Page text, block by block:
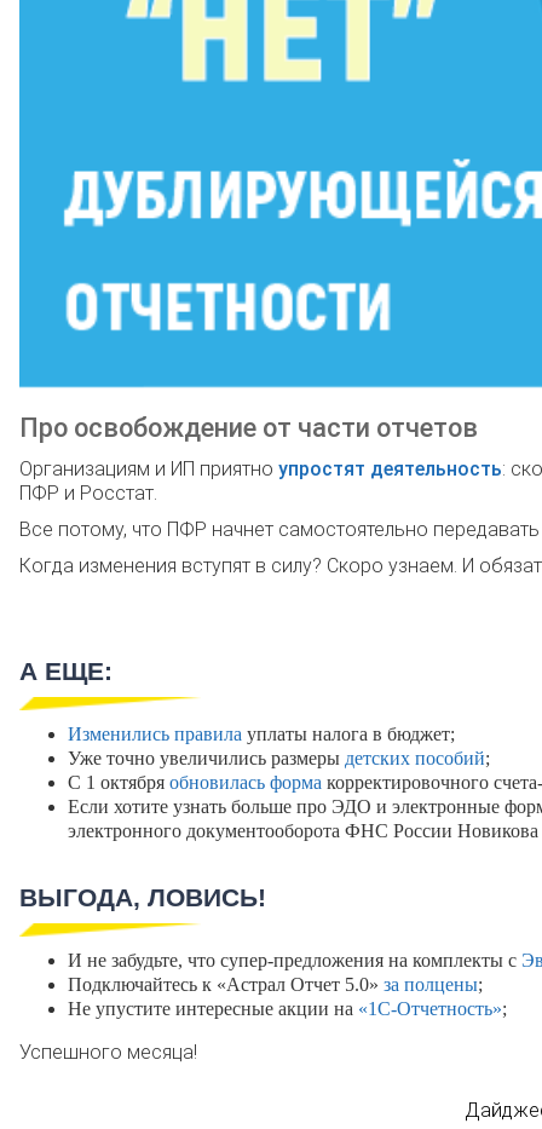
Про освобождение от части отчетов
Организациям и ИП приятно упростят деятельность:
ПФР и Росстат.
Все потому, что ПФР начнет самостоятельно
Когда изменения вступят в силу? Скоро узнаем. И
А ЕЩЕ:
Изменились правила уплаты налога в бюджет;
Уже точно увеличились размеры детских пособий;
С 1 октября обновилась форма корректировочного
Если хотите узнать больше про ЭДО и электронные
электронного документооборота ФНС России
ВЫГОДА, ЛОВИСЬ!
И не забудьте, что супер-предложения на комплекты с
Подключайтесь к «Астрал Отчет 5.0» за полцены;
Не упустите интересные акции на «1С-Отчетность»;
Успешного месяца!